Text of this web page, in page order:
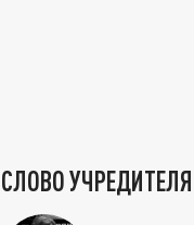
СЛОВО УЧРЕДИТЕЛЯ